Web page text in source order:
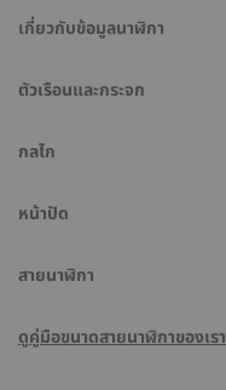
เกี่ยวกับข้อมูลนาฬิกา
ตัวเรือนและกระจก
กลไก
หน้าปัด
สายนาฬิกา
ดูคู่มือขนาดสายนาฬิกาของเรา